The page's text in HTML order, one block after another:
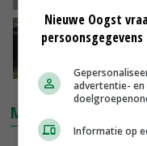
Q-
kabinet
14-07-2017
MARKTPRIJZEN
Nieuwe Oogst
advertentie-
Informatie op